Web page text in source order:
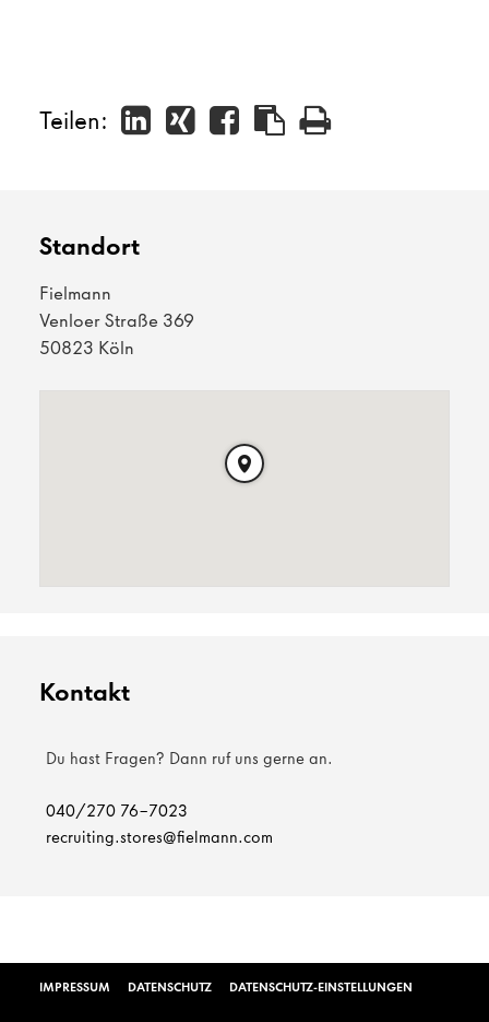
Teilen:
Standort
Fielmann
Venloer Straße 369
50823 Köln
Kontakt
Du hast Fragen? Dann ruf uns gerne an.
040/270 76-7023
recruiting.stores@fielmann.com
IMPRESSUM DATENSCHUTZ DATENSCHUTZ-EINSTELLUNGEN